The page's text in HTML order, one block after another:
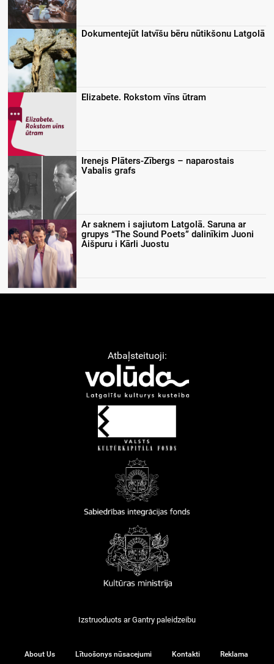
Dokumentejūt latvīšu bēru nūtikšonu Latgolā
Elizabete. Rokstom vīns ūtram
Irenejs Plāters-Zībergs – naparostais
Vabalis grafs
Ar saknem i sajiutom Latgolā. Saruna ar
grupys “The Sound Poets” dalinīkim Juoni
Aišpuru i Kārli Juostu
Atbaļsteituoji:
Izstruoduots arGantry paleidzeibu
About Us Lītuošonys nūsacejumi Kontakti Reklama